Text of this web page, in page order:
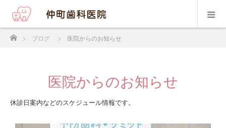
ブログ 医院からのお知らせ
医院からのお知らせ
休診日案内などのスケジュール情報です。